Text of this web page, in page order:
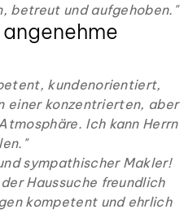
betreut und aufgehoben. "
kundenorientiert,
einer konzentrierten, aber
Ich kann Herrn
"
sympathischer Makler!
Haussuche freundlich
kompetent und ehrlich